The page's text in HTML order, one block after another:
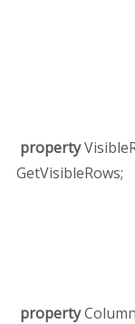
property
GetVisibleRows;
property